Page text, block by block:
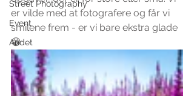
Street Photography
Event
Andet
er vilde med at fotografere og får vi
smilene frem - er vi bare ekstra glade
😁